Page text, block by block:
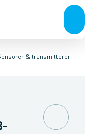
Fordampere
& transmitterer
& transmitterer